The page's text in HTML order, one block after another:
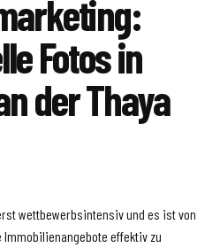
Fotos in
der Thaya
wettbewerbsintensiv und es ist von
effektiv zu